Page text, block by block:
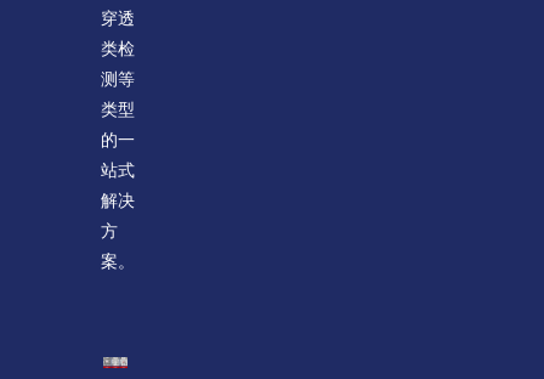
穿透
类检
测等
类型
的一
站式
解决
方
案。